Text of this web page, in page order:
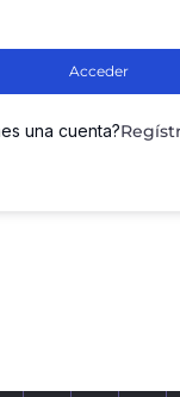
Acceder
una cuenta?